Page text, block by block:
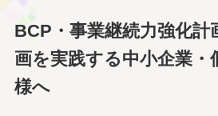
BCP・事業継続力強化計
画を実践する中小企業・
様へ